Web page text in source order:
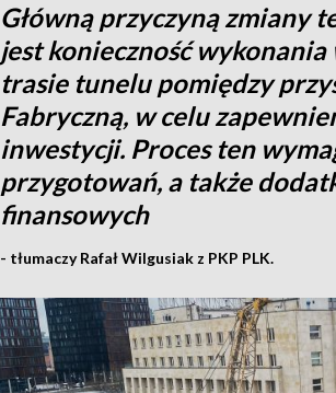
Główną przyczyną zmiany
jest konieczność
trasie tunelu pomiędzy
Fabryczną, w celu
inwestycji. Proces ten
przygotowań, a także
finansowych
- tłumaczy Rafał Wilgusiak z PKP PLK.